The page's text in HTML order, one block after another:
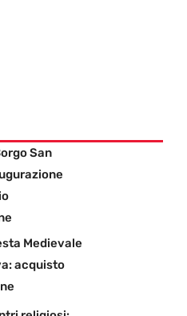
San
Medievale
acquisto